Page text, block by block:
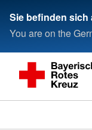
Sie befinden sich
You are on the